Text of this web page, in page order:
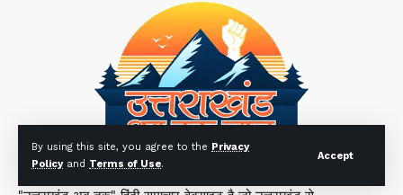
By using this site, you agree to the Privacy
Policyand Terms of Use.
Accept